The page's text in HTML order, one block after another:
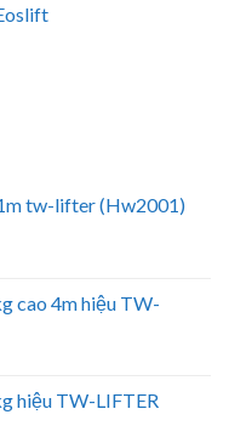
tw-lifter (Hw2001)
cao 4m hiệu TW-
hiệu TW-LIFTER